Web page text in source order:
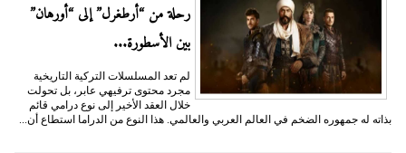
رحلة من “أرطغرل” إلى “أورهان”
بين الأسطورة...
لم تعد المسلسلات التركية التاريخية
مجرد محتوى ترفيهي عابر، بل تحولت
خلال العقد الأخير إلى نوع درامي قائم
بذاته له جمهوره الضخم في العالم العربي والعالمي. هذا النوع من الدراما استطاع أن...